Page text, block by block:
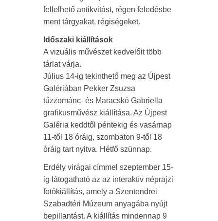
fellelhető antikvitást, régen feledésbe
ment tárgyakat, régiségeket.
Időszaki kiállítások
A vizuális művészet kedvelőit több
tárlat várja.
Július 14-ig tekinthető meg az Újpest
Galériában Pekker Zsuzsa
tűzzománc- és Maracskó Gabriella
grafikusművész kiállítása. Az Újpest
Galéria keddtől péntekig és vasárnap
11-től 18 óráig, szombaton 9-től 18
óráig tart nyitva. Hétfő szünnap.
Erdély virágai címmel szeptember 15-
ig látogatható az az interaktív néprajzi
fotókiállítás, amely a Szentendrei
Szabadtéri Múzeum anyagába nyújt
bepillantást. A kiállítás mindennap 9